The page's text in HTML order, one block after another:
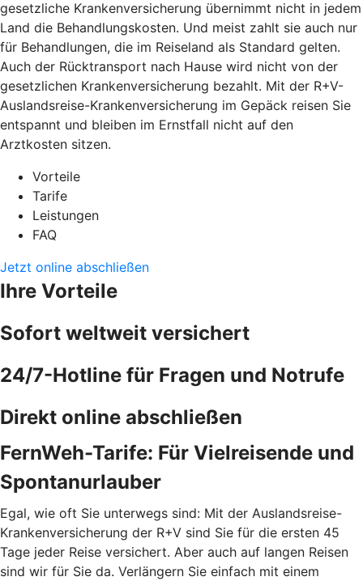
gesetzliche Krankenversicherung übernimmt nicht in jedem
Land die Behandlungskosten. Und meist zahlt sie auch nur
für Behandlungen, die im Reiseland als Standard gelten.
Auch der Rücktransport nach Hause wird nicht von der
gesetzlichen Krankenversicherung bezahlt. Mit der R+V-
Auslandsreise-Krankenversicherung im Gepäck reisen Sie
entspannt und bleiben im Ernstfall nicht auf den
Arztkosten sitzen.
Vorteile
Tarife
Leistungen
FAQ
Jetzt online abschließen
Ihre Vorteile
Sofort weltweit versichert
24/7-Hotline für Fragen und Notrufe
Direkt online abschließen
FernWeh-Tarife: Für Vielreisende und
Spontanurlauber
Egal, wie oft Sie unterwegs sind: Mit der Auslandsreise-
Krankenversicherung der R+V sind Sie für die ersten 45
Tage jeder Reise versichert. Aber auch auf langen Reisen
sind wir für Sie da. Verlängern Sie einfach mit einem